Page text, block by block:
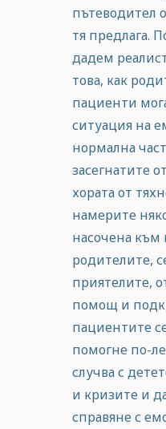
пътеводител
тя предлага.
дадем
това, как
пациенти
ситуация на
нормална
засегнатите
хората от
намерите
насочена към
родителите,
приятелите,
помощ и
пациентите
помогне по-
случва с
и кризите и
справяне с